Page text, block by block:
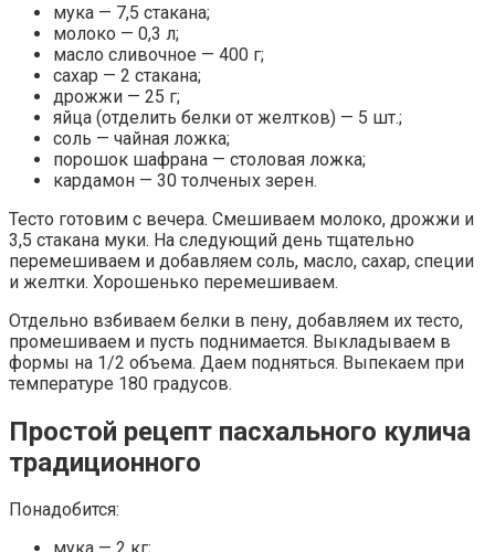
мука — 7,5 стакана;
молоко — 0,3 л;
масло сливочное — 400 г;
сахар — 2 стакана;
дрожжи — 25 г;
яйца (отделить белки от желтков) — 5 шт.;
соль — чайная ложка;
порошок шафрана — столовая ложка;
кардамон — 30 толченых зерен.
Тесто готовим с вечера. Смешиваем молоко, дрожжи и
3,5 стакана муки. На следующий день тщательно
перемешиваем и добавляем соль, масло, сахар, специи
и желтки. Хорошенько перемешиваем.
Отдельно взбиваем белки в пену, добавляем их тесто,
промешиваем и пусть поднимается. Выкладываем в
формы на 1/2 объема. Даем подняться. Выпекаем при
температуре 180 градусов.
Простой рецепт пасхального кулича
традиционного
Понадобится: